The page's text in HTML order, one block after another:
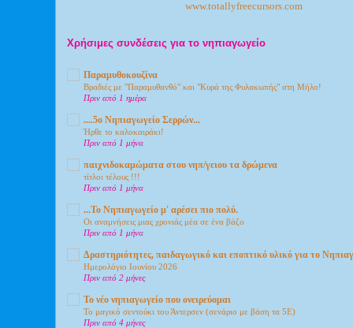
Χρήσιμες συνδέσεις για το νηπιαγωγείο
Παραμυθοκουζίνα
Βραδιές με "Παραμυθανθό" και "Κυρά της Φυλακωπής" στη Μήλο!
Πριν από 1 ημέρα
....5ο Νηπιαγωγείο Σερρών...
Ήρθε το καλοκαιράκι!
Πριν από 1 μήνα
παιχνιδοκαμώματα στου νηπ/γειου τα δρώμενα
τίτλοι τέλους !!!
Πριν από 1 μήνα
...Το Νηπιαγωγείο μ' αρέσει πιο πολύ.
Οι αναμνήσεις μιας χρονιάς μέα σε ένα βάζο
Πριν από 1 μήνα
Δραστηριότητες, παιδαγωγικό και εποπτικό υλικό για το
Ημερολόγιο Ιουνίου 2026
Πριν από 2 μήνες
Το νέο νηπιαγωγείο που ονειρεύομαι
Το μαγικό σεντούκι του Άντερσεν (σενάριο με βάση τα 5Ε)
Πριν από 4 μήνες